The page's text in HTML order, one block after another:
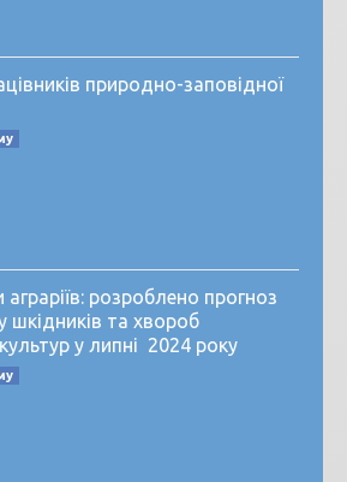
природно-заповідної
аграріїв: розроблено прогноз
шкідників та хвороб
у липні 2024 року